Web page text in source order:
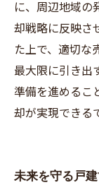
に、周辺地域の
却戦略に反映さ
た上で、適切な
最大限に引き出
準備を進めるこ
却が実現できる
未来を守る戸